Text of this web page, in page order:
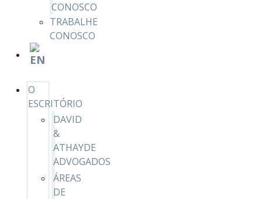
CONOSCO
TRABALHE
CONOSCO
O
ESCRITÓRIO
DAVID
&
ATHAYDE
ADVOGADOS
ÁREAS
DE